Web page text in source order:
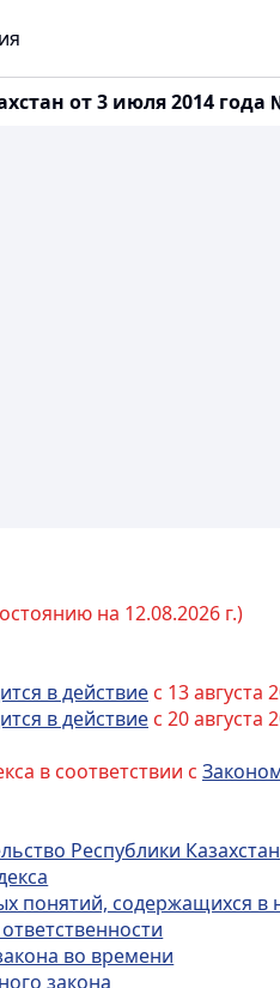
от 3 июля 2014
на 12.08.2026 г.)
в действие с 13 августа
в действие с 20 августа
в соответствии с
Республики Казахстан
понятий, содержащихся в
во времени
закона